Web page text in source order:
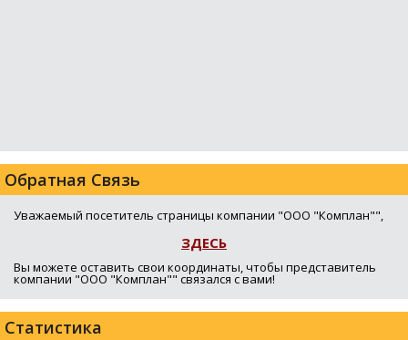
Обратная Связь
Уважаемый посетитель страницы компании "ООО "Комплан"",
ЗДЕСЬ
Вы можете оставить свои координаты, чтобы представитель
компании "ООО "Комплан"" связался с вами!
Статистика